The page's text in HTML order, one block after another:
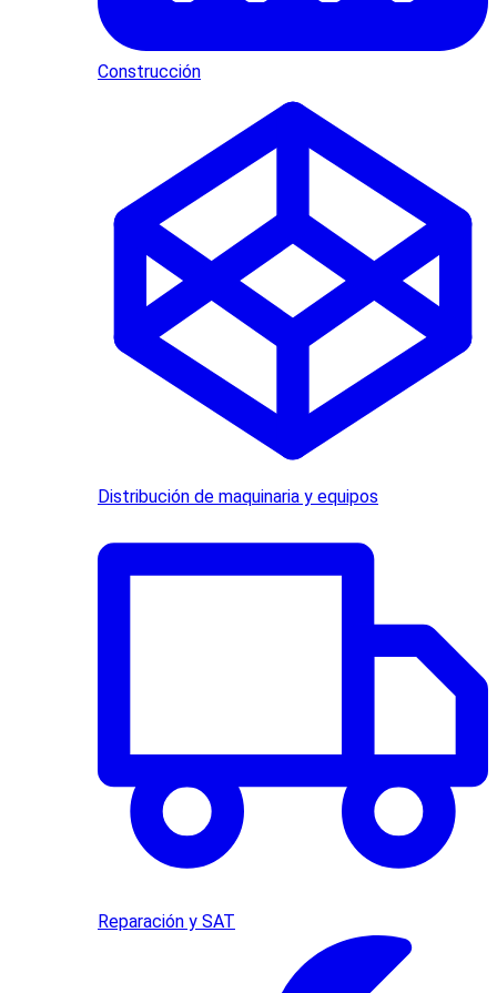
Construcción
Distribución de maquinaria y equipos
Reparación y SAT